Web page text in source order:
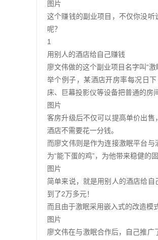
图片
这个赚钱的副业项目，不仅你没
呢？
1
用别人的酒店给自己赚钱
廖文伟做的这个副业项目名字叫“
举个例子，某酒店开房率每况日
床、巨幕投影仪等设备把普通的房
图片
客房升级后不仅可以提高单价出售
酒店不需要花一分钱。
而廖文伟则是作为连接激眠平台
为“能下蛋的鸡”，为他带来稳健的
图片
简单来说，就是用别人的酒店给
到了2万多元！
而且由于激眠采用嵌入式的改造模
图片
廖文伟在与激眠合作后，自己推